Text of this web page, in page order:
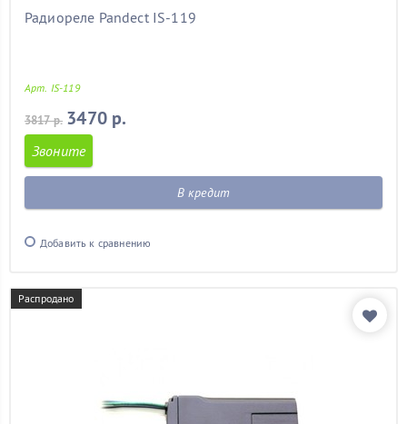
Радиореле Pandect IS-119
Арт. IS-119
3817 р. 3470 р.
Звоните
В кредит
Добавить к сравнению
Распродано